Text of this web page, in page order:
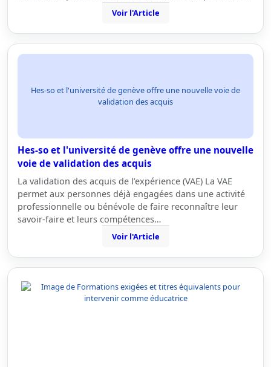
Voir l'Article
Hes-so et l'université de genève offre une nouvelle voie de
validation des acquis
Hes-so et l'université de genève offre une nouvelle
voie de validation des acquis
La validation des acquis de l’expérience (VAE) La VAE
permet aux personnes déjà engagées dans une activité
professionnelle ou bénévole de faire reconnaître leur
savoir-faire et leurs compétences…
Voir l'Article